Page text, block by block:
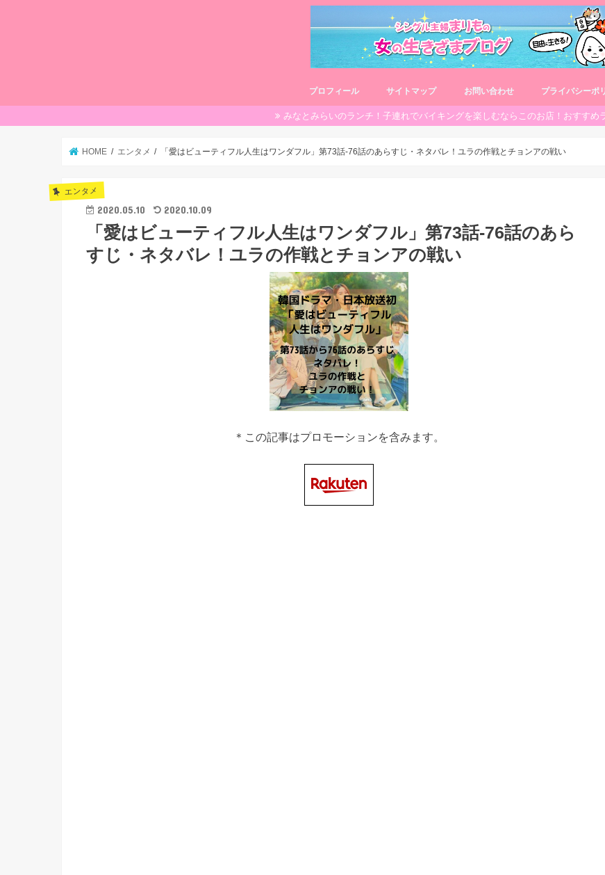
プロフィール サイトマップ お問い合わせ プライバシーポ
みなとみらいのランチ！子連れでバイキングを楽しむならこのお店！おすすめ
HOME エンタメ 「愛はビューティフル人生はワンダフル」第73話-76話のあらすじ・ネタバレ！ユラの作戦とチョンアの戦い
エンタメ
2020.05.10 2020.10.09
「愛はビューティフル人生はワンダフル」第73話-76話のあら
すじ・ネタバレ！ユラの作戦とチョンアの戦い
＊この記事はプロモーションを含みます。